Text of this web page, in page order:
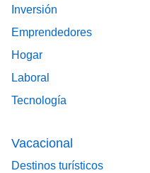
Inversión
Emprendedores
Hogar
Laboral
Tecnología
Vacacional
Destinos turísticos